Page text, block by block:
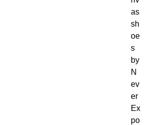
as
sh
oe
s
by
N
ev
er
Ex
po